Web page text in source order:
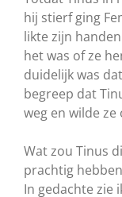
hij stierf ging
likte zijn
het was of ze
duidelijk was
begreep dat
weg en wilde
Wat zou Tinus
prachtig
In gedachte zie